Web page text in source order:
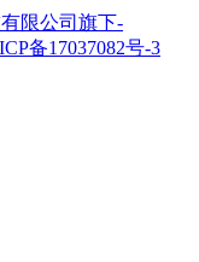
限公司旗下-
备17037082号-3